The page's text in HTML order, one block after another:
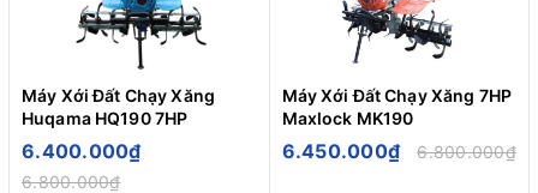
Máy Xới Đất Chạy Xăng
Huqama HQ190 7HP
6.400.000₫
6.800.000₫
Máy Xới Đất Chạy Xăng 7HP
Maxlock MK190
6.450.000₫ 6.800.000₫